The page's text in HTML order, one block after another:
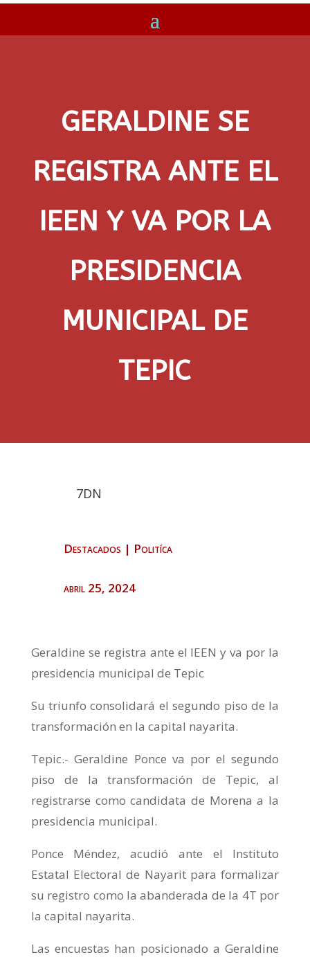
GERALDINE SE
REGISTRA ANTE EL
IEEN Y VA POR LA
PRESIDENCIA
MUNICIPAL DE
TEPIC
7DN
Destacados | Politíca
abril 25, 2024
Geraldine se registra ante el IEEN y va por la
presidencia municipal de Tepic
Su triunfo consolidará el segundo piso de la
transformación en la capital nayarita.
Tepic.- Geraldine Ponce va por el segundo
piso de la transformación de Tepic, al
registrarse como candidata de Morena a la
presidencia municipal.
Ponce Méndez, acudió ante el Instituto
Estatal Electoral de Nayarit para formalizar
su registro como la abanderada de la 4T por
la capital nayarita.
Las encuestas han posicionado a Geraldine